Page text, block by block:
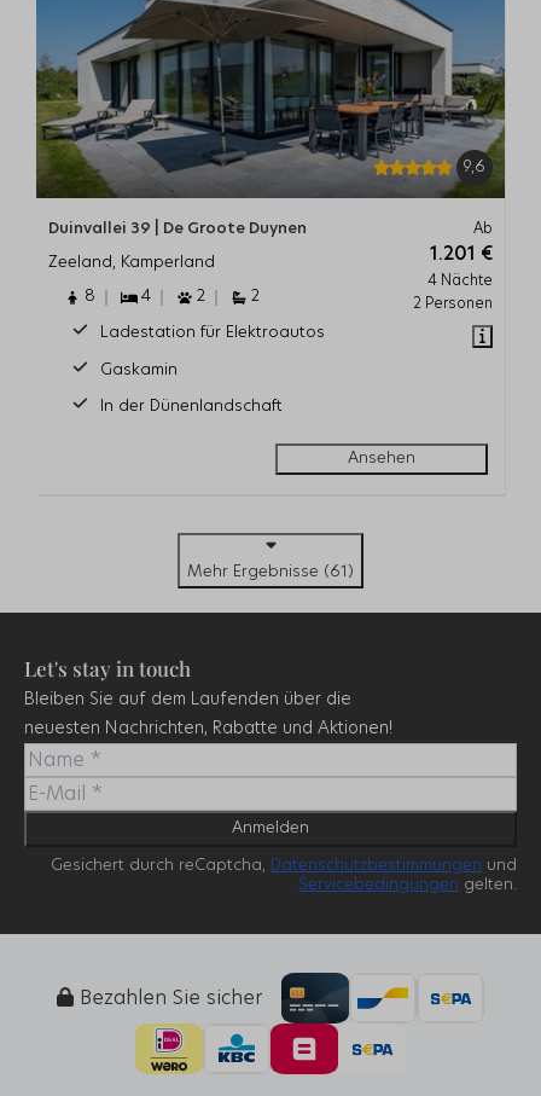
9,6
Ab
1.201 €
4 Nächte
2 Personen
Duinvallei 39 | De Groote Duynen
Zeeland, Kamperland
8 4 2 2
Ladestation für Elektroautos
Gaskamin
In der Dünenlandschaft
Ansehen
Mehr Ergebnisse (61)
Let's stay in touch
Bleiben Sie auf dem Laufenden über die
neuesten Nachrichten, Rabatte und Aktionen!
Anmelden
Gesichert durch reCaptcha, Datenschutzbestimmungen und
Servicebedingungen gelten.
Bezahlen Sie sicher